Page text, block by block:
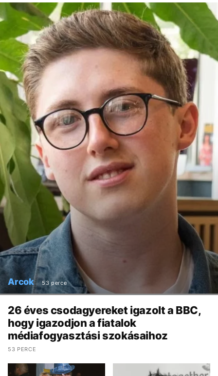
Arcok 53 perce
26 éves csodagyereket igazolt a BBC,
hogy igazodjon a fiatalok
médiafogyasztási szokásaihoz
53 PERCE